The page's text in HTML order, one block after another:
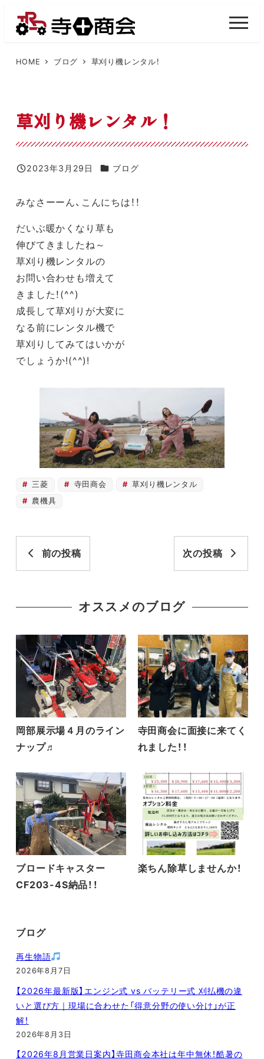
HOME ブログ 草刈り機レンタル！
草刈り機レンタル！
投稿日
2023年3月29日 カテゴリー
ブログ
みなさーーん、こんにちは！！
だいぶ暖かくなり草も
伸びてきましたね～
草刈り機レンタルの
お問い合わせも増えて
きました！(^^)
成長して草刈りが大変に
なる前にレンタル機で
草刈りしてみてはいかが
でしょうか!(^^)!
三菱 寺田商会
草刈り機レンタル
農機具
前の投稿 次の投稿
オススメのブログ
岡部展示場４月のライン
ナップ♬
寺田商会に面接に来てく
れました！！
ブロードキャスター
CF203-4S納品！！
楽ちん除草しませんか！
ブログ
再生物語
2026年8月7日
【2026年最新版】エンジン式 vs バッテリー式 刈払機の違
いと選び方｜現場に合わせた「得意分野の使い分け」が正
解！
2026年8月3日
【2026年8月営業日案内】寺田商会本社は年中無休！酷暑の